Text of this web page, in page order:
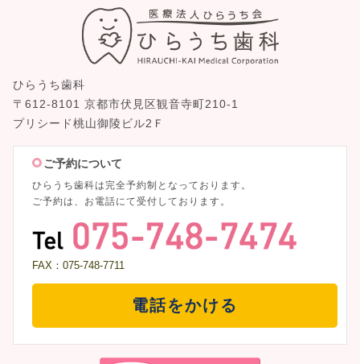
ひらうち歯科
〒612-8101 京都市伏見区観音寺町210-1
プリシード桃山御陵ビル2Ｆ
ご予約について
ひらうち歯科は完全予約制となっております。
ご予約は、お電話にて受付しております。
FAX：075-748-7711
電話をかける